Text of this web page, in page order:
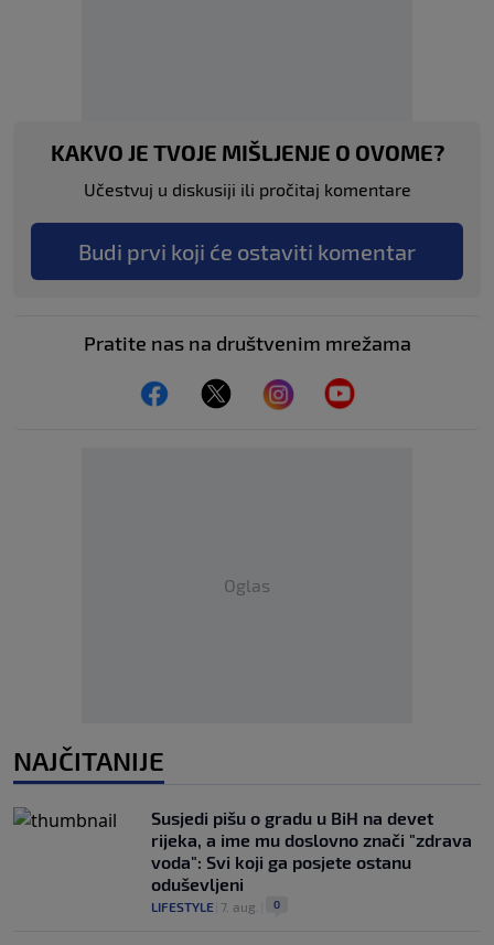
KAKVO JE TVOJE MIŠLJENJE O OVOME?
Učestvuj u diskusiji ili pročitaj komentare
Budi prvi koji će ostaviti komentar
Pratite nas na društvenim mrežama
Oglas
NAJČITANIJE
Susjedi pišu o gradu u BiH na devet
rijeka, a ime mu doslovno znači "zdrava
voda": Svi koji ga posjete ostanu
oduševljeni
LIFESTYLE 7. aug. 0